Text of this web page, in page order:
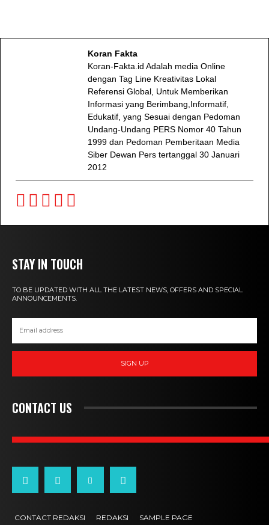
Koran Fakta
Koran-Fakta.id Adalah media Online
dengan Tag Line Kreativitas Lokal
Referensi Global, Untuk Memberikan
Informasi yang Berimbang,Informatif,
Edukatif, yang Sesuai dengan Pedoman
Undang-Undang PERS Nomor 40 Tahun
1999 dan Pedoman Pemberitaan Media
Siber Dewan Pers tertanggal 30 Januari
2012
STAY IN TOUCH
TO BE UPDATED WITH ALL THE LATEST NEWS, OFFERS AND SPECIAL
ANNOUNCEMENTS.
SIGN UP
CONTACT US
CONTACT REDAKSI REDAKSI SAMPLE PAGE